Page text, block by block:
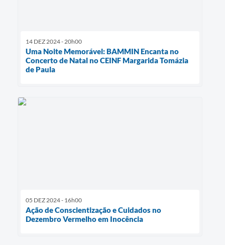
14 DEZ 2024 - 20h00
Uma Noite Memorável: BAMMIN Encanta no
Concerto de Natal no CEINF Margarida Tomázia
de Paula
05 DEZ 2024 - 16h00
Ação de Conscientização e Cuidados no
Dezembro Vermelho em Inocência